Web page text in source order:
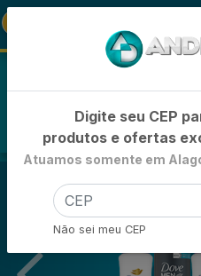
Digite seu CEP
produtos e ofertas
Atuamos somente em
Não sei meu CEP